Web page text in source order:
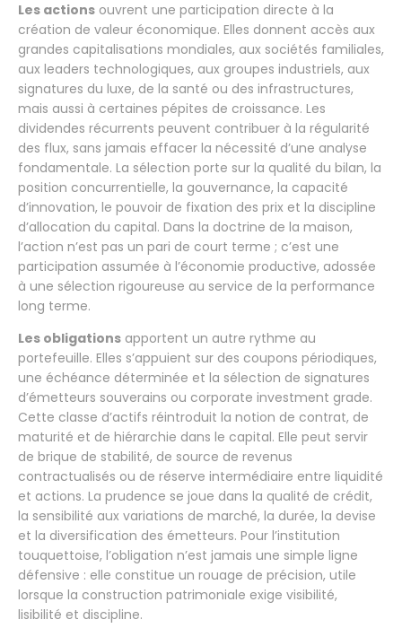
Les actions ouvrent une participation directe à la
création de valeur économique. Elles donnent accès aux
grandes capitalisations mondiales, aux sociétés familiales,
aux leaders technologiques, aux groupes industriels, aux
signatures du luxe, de la santé ou des infrastructures,
mais aussi à certaines pépites de croissance. Les
dividendes récurrents peuvent contribuer à la régularité
des flux, sans jamais effacer la nécessité d’une analyse
fondamentale. La sélection porte sur la qualité du bilan, la
position concurrentielle, la gouvernance, la capacité
d’innovation, le pouvoir de fixation des prix et la discipline
d’allocation du capital. Dans la doctrine de la maison,
l’action n’est pas un pari de court terme ; c’est une
participation assumée à l’économie productive, adossée
à une sélection rigoureuse au service de la performance
long terme.
Les obligations apportent un autre rythme au
portefeuille. Elles s’appuient sur des coupons périodiques,
une échéance déterminée et la sélection de signatures
d’émetteurs souverains ou corporate investment grade.
Cette classe d’actifs réintroduit la notion de contrat, de
maturité et de hiérarchie dans le capital. Elle peut servir
de brique de stabilité, de source de revenus
contractualisés ou de réserve intermédiaire entre liquidité
et actions. La prudence se joue dans la qualité de crédit,
la sensibilité aux variations de marché, la durée, la devise
et la diversification des émetteurs. Pour l’institution
touquettoise, l’obligation n’est jamais une simple ligne
défensive : elle constitue un rouage de précision, utile
lorsque la construction patrimoniale exige visibilité,
lisibilité et discipline.